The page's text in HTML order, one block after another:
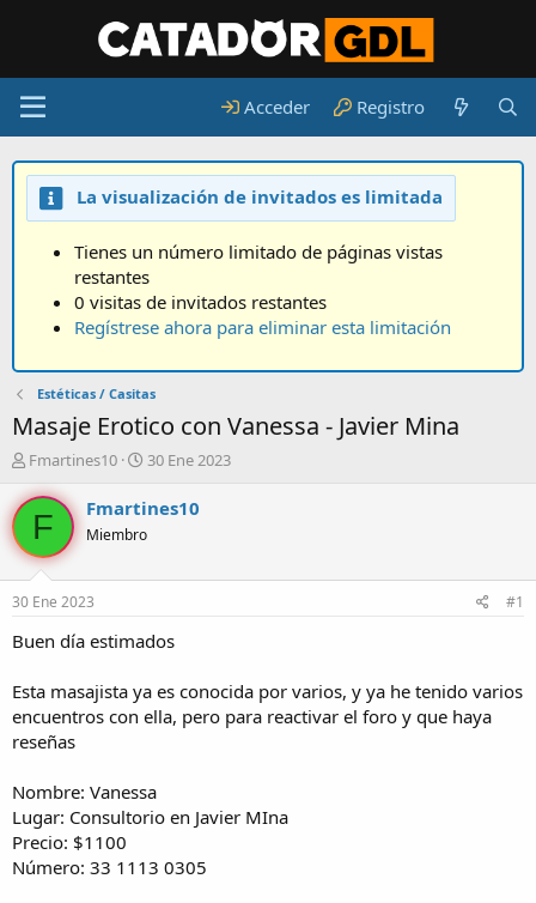
Acceder Registro
La visualización de invitados es limitada
Tienes un número limitado de páginas vistas
restantes
0 visitas de invitados restantes
Regístrese ahora para eliminar esta limitación
Estéticas / Casitas
Masaje Erotico con Vanessa - Javier Mina
A
t
d
e
l
e
a
Fmartines10
F
c
a
e
n
i
i
o
30 Ene 2023
F Fmartines10
Miembro
30 Ene 2023 #1
Buen día estimados
Esta masajista ya es conocida por varios, y ya he tenido varios
encuentros con ella, pero para reactivar el foro y que haya
reseñas
Nombre: Vanessa
Lugar: Consultorio en Javier MIna
Precio: $1100
Número: 33 1113 0305